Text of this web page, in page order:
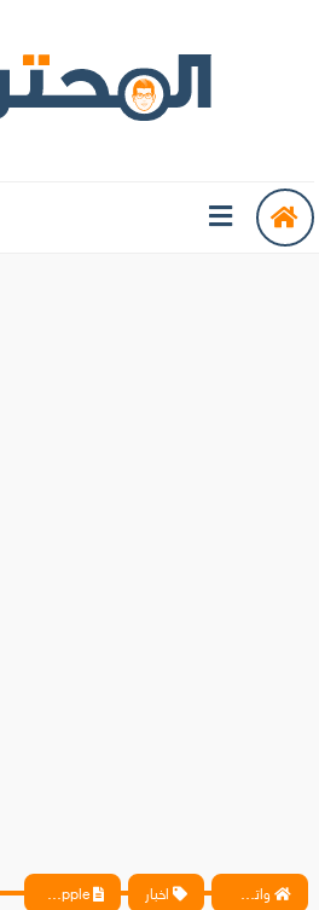
واتس آب ، فيسبوك ، أنترنت ، شروحات تقنية حصرية - المحترف اخبار Apple توقف بيع أجهزة iPod